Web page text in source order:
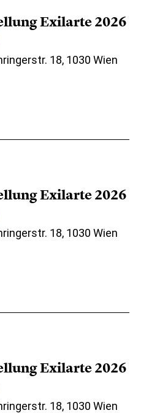
Exilarte 2026
18, 1030 Wien
Exilarte 2026
18, 1030 Wien
Exilarte 2026
18, 1030 Wien